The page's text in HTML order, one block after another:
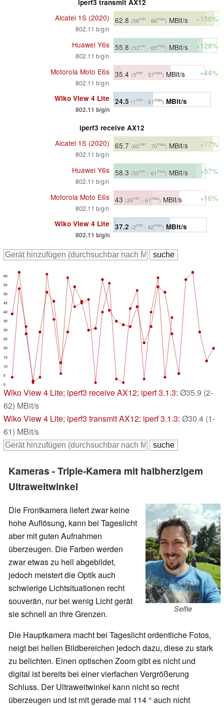
iperf3 transmit AX12
Alcatel 1S (2020)
802.11 b/g/n
62.8 (58min - 66max) MBit/s +156%
Huawei Y6s
802.11 b/g/n
55.8 (53min - 65max) MBit/s +128%
Motorola Moto E6s
802.11 b/g/n
35.4 (5min- 57max) MBit/s +44%
Wiko View 4 Lite
802.11 b/g/n
24.5 (1min- 61max) MBit/s
iperf3 receive AX12
Alcatel 1S (2020)
802.11 b/g/n
65.7 (60min - 70max) MBit/s +77%
Huawei Y6s
802.11 b/g/n
58.3 (55min - 61max) MBit/s +57%
Motorola Moto E6s
802.11 b/g/n
43 (26min - 61max) MBit/s +16%
Wiko View 4 Lite
802.11 b/g/n
37.2 (2min- 62max)MBit/s
0
5
10
15
20
25
30
35
40
45
50
55
60
Wiko View 4 Lite; iperf3 receive AX12; iperf 3.1.3: Ø35.9 (2-
62) MBit/s
Wiko View 4 Lite; iperf3 transmit AX12; iperf 3.1.3: Ø30.4 (1-
61) MBit/s
Kameras - Triple-Kamera mit halbherzigem
Ultraweitwinkel
Selfie
Die Frontkamera liefert zwar keine
hohe Auflösung, kann bei Tageslicht
aber mit guten Aufnahmen
überzeugen. Die Farben werden
zwar etwas zu hell abgebildet,
jedoch meistert die Optik auch
schwierige Lichtsituationen recht
souverän, nur bei wenig Licht gerät
sie schnell an ihre Grenzen.
Die Hauptkamera macht bei Tageslicht ordentliche Fotos,
neigt bei hellen Bildbereichen jedoch dazu, diese zu stark
zu belichten. Einen optischen Zoom gibt es nicht und
digital ist bereits bei einer vierfachen Vergrößerung
Schluss. Der Ultraweitwinkel kann nicht so recht
überzeugen und ist mit gerade mal 114 ° auch nicht